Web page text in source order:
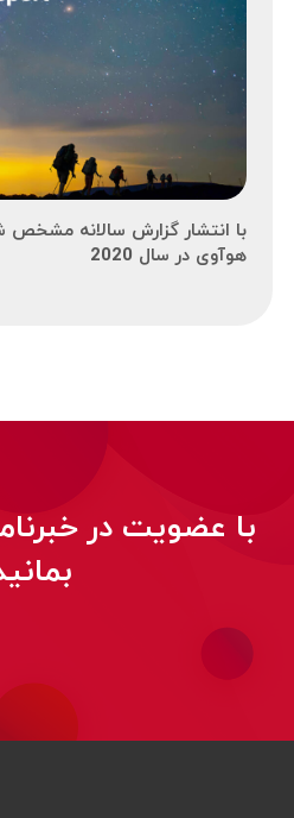
با انتشار گزارش سالانه مشخص
هوآوی در سال 2020
با عضویت در